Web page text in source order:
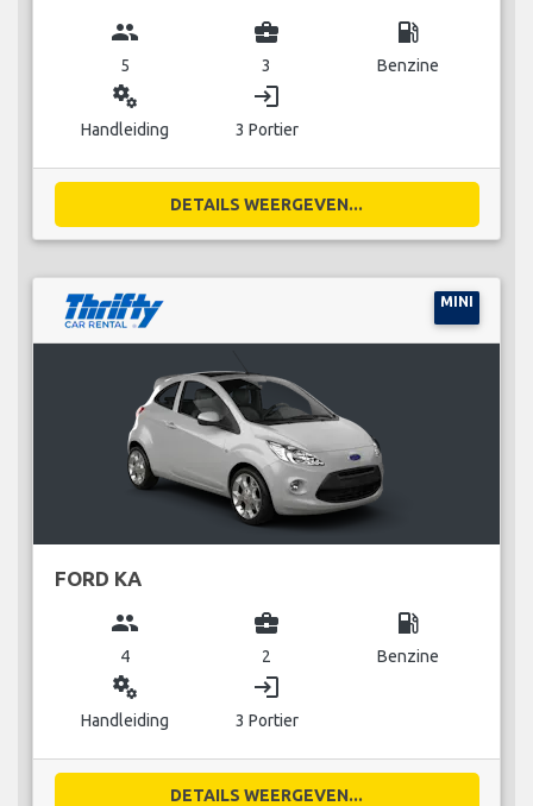
group
5
business_center
3
local_gas_station
Benzine
miscellaneous_services
Handleiding
login
3 Portier
DETAILS WEERGEVEN...
MINI
FORD KA
group
4
business_center
2
local_gas_station
Benzine
miscellaneous_services
Handleiding
login
3 Portier
DETAILS WEERGEVEN...